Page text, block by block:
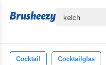
Cocktail Cocktailglas